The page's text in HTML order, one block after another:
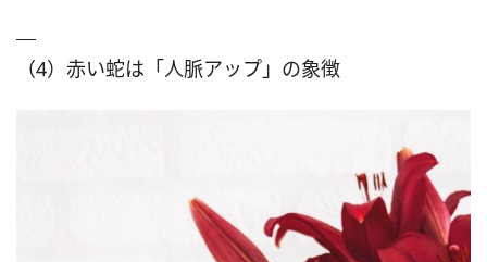
（4）赤い蛇は「人脈アップ」の象徴